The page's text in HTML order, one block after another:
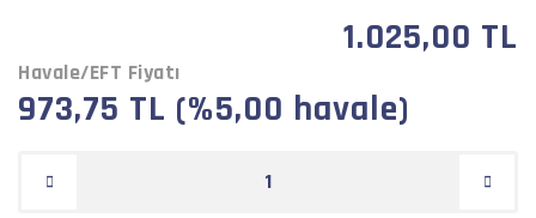
1.025,00 TL
Havale/EFT Fiyatı
973,75 TL (%5,00 havale)